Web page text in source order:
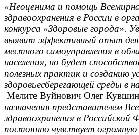
«Неоценима и помощь
здравоохранения в России в
конкурса «Здоровые города».
выявит эффективный опыт
местного самоуправления в
населения, но будет
полезных практик и созданию
здоровьесберегающей среды в
Мелите Вуйнович Олег
назначения представителем
здравоохранения в
постоянно чувствует